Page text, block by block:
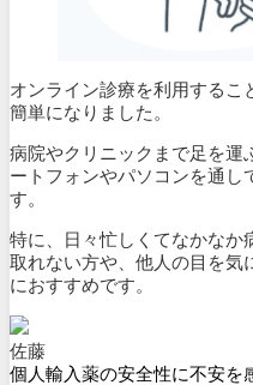
オンライン診療を利用するこ
簡単になりました。
病院やクリニックまで足を運
ートフォンやパソコンを通し
す。
特に、
日々忙しくてなかなか
取れない方や、他人の目を気
におすすめです。
佐藤
個人輸入薬の安全性に不安を